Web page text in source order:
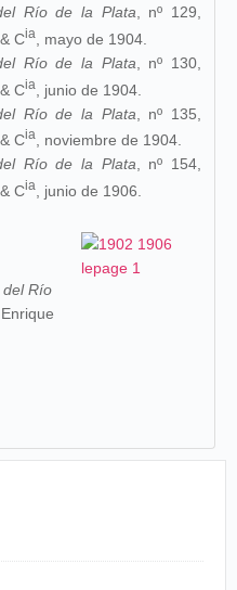
Río de la Plata, nº 129,
Cia
, mayo de 1904.
Río de la Plata , nº 130,
Cia
, junio de 1904.
Río de la Plata , nº 135,
Cia, noviembre de 1904.
Río de la Plata, nº 154,
Cia , junio de 1906.
del Río